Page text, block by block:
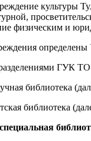
культуры
физическим и
определены
ГУК
библиотека
библиотека